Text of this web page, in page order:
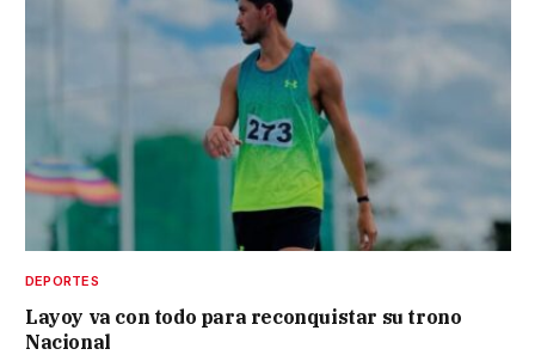
DEPORTES
Layoy va con todo para reconquistar su trono
Nacional